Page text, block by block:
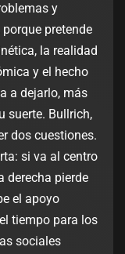
y
pretende
la realidad
y el hecho
a dejarlo, más
suerte. Bullrich,
dos cuestiones.
si va al centro
derecha pierde
el apoyo
tiempo para los
sociales